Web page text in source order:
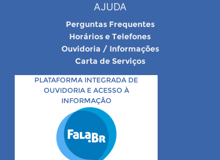
AJUDA
Perguntas Frequentes
Horários e Telefones
Ouvidoria / Informações
Carta de Serviços
PLATAFORMA INTEGRADA DE
OUVIDORIA E ACESSO À
INFORMAÇÃO